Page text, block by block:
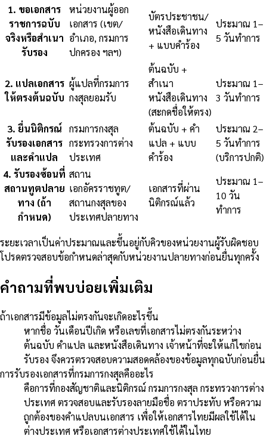
1. ขอเอกสาร
ราชการฉบับ
จริงหรือสำเนา
รับรอง
หน่วยงานผู้ออก
เอกสาร (เขต/
อำเภอ, กรมการ
ปกครอง ฯลฯ)
บัตรประชาชน/
หนังสือเดินทาง
+ แบบคำร้อง
ประมาณ 1–
5 วันทำการ
2. แปลเอกสาร
ให้ตรงต้นฉบับ
ผู้แปลที่กรมการ
กงสุลยอมรับ
ต้นฉบับ +
สำเนา
หนังสือเดินทาง
(สะกดชื่อให้ตรง)
ประมาณ 1–
3 วันทำการ
3. ยื่นนิติกรณ์
รับรองเอกสาร
และคำแปล
กรมการกงสุล
กระทรวงการต่าง
ประเทศ
ต้นฉบับ + คำ
แปล + แบบ
คำร้อง
ประมาณ 2–
5 วันทำการ
(บริการปกติ)
4. รับรองซ้อนที่
สถานทูตปลาย
ทาง (ถ้า
กำหนด)
สถาน
เอกอัครราชทูต/
สถานกงสุลของ
ประเทศปลายทาง
เอกสารที่ผ่าน
นิติกรณ์แล้ว
ประมาณ 1–
10 วัน
ทำการ
ระยะเวลาเป็นค่าประมาณและขึ้นอยู่กับคิวของหน่วยงานผู้รับผิดชอบ
โปรดตรวจสอบข้อกำหนดล่าสุดกับหน่วยงานปลายทางก่อนยื่นทุกครั้ง
คำถามที่พบบ่อยเพิ่มเติม
ถ้าเอกสารมีข้อมูลไม่ตรงกันจะเกิดอะไรขึ้น
หากชื่อ วันเดือนปีเกิด หรือเลขที่เอกสารไม่ตรงกันระหว่าง
ต้นฉบับ คำแปล และหนังสือเดินทาง เจ้าหน้าที่จะให้แก้ไขก่อน
รับรอง จึงควรตรวจสอบความสอดคล้องของข้อมูลทุกฉบับก่อนยื่น
การรับรองเอกสารที่กรมการกงสุลคืออะไร
คือการที่กองสัญชาติและนิติกรณ์ กรมการกงสุล กระทรวงการต่าง
ประเทศ ตรวจสอบและรับรองลายมือชื่อ ตราประทับ หรือความ
ถูกต้องของคำแปลบนเอกสาร เพื่อให้เอกสารไทยมีผลใช้ได้ใน
ต่างประเทศ หรือเอกสารต่างประเทศใช้ได้ในไทย